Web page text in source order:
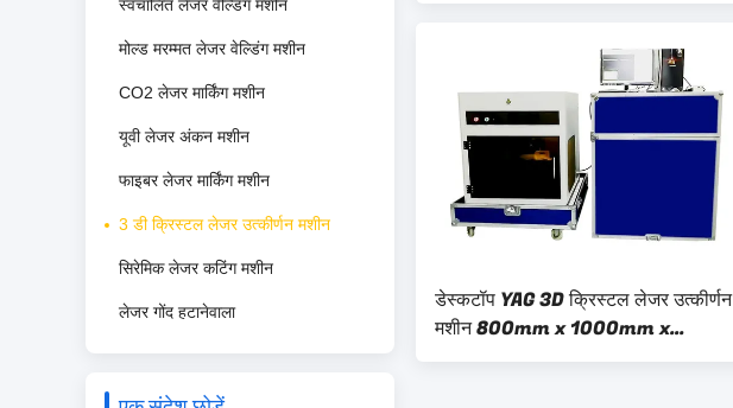
स्वचालित लेजर वेल्डिंग मशीन
मोल्ड मरम्मत लेजर वेल्डिंग मशीन
CO2 लेजर मार्किंग मशीन
यूवी लेजर अंकन मशीन
फाइबर लेजर मार्किंग मशीन
3 डी क्रिस्टल लेजर उत्कीर्णन मशीन
सिरेमिक लेजर कटिंग मशीन
लेजर गोंद हटानेवाला
डेस्कटॉप YAG 3D क्रिस्टल लेजर उत्कीर्णन
मशीन 800mm x 1000mm x
1300mm